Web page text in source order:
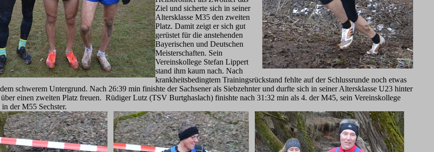
Ziel und sicherte sich in seiner
Altersklasse M35 den zweiten
Platz. Damit zeigt er sich gut
gerüstet für die anstehenden
Bayerischen und Deutschen
Meisterschaften. Sein
Vereinskollege Stefan Lippert
stand ihm kaum nach. Nach
krankheitsbedingtem Trainingsrückstand fehlte auf der Schlussrunde noch etwas
schwerem Untergrund. Nach 26:39 min finishte der Sachsener als Siebzehnter und durfte sich in seiner Altersklasse U23 hinter
einen zweiten Platz freuen. Rüdiger Lutz (TSV Burtghaslach) finishte nach 31:32 min als 4. der M45, sein Vereinskollege
der M55 Sechster.